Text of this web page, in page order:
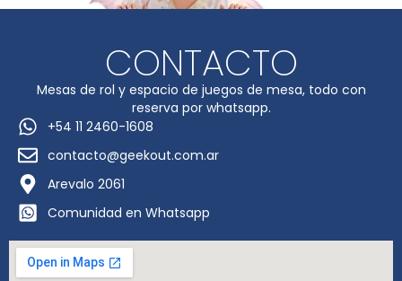
CONTACTO
Mesas de rol y espacio de juegos de mesa, todo con
reserva por whatsapp.
+54 11 2460-1608
contacto@geekout.com.ar
Arevalo 2061
Comunidad en Whatsapp